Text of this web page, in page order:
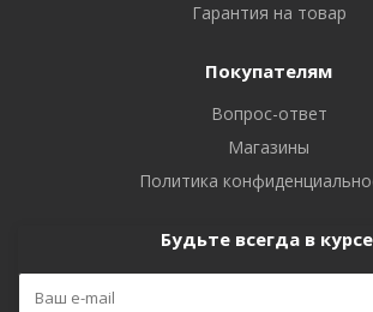
Гарантия на товар
Покупателям
Вопрос-ответ
Магазины
Политика
Будьте всегда в